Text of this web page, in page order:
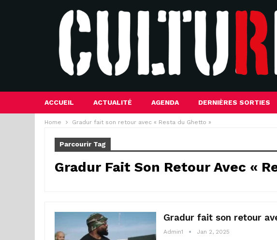
ACCUEIL ACTUALITÉ AGENDA DERNIÈRES SORTIES
Home Gradur fait son retour avec « Resta du Ghetto »
Parcourir Tag
Gradur Fait Son Retour Avec «
Gradur fait son retour
Admin1 Jan 2, 2025